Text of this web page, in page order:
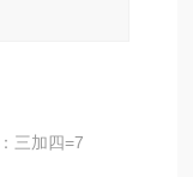
三加四=7